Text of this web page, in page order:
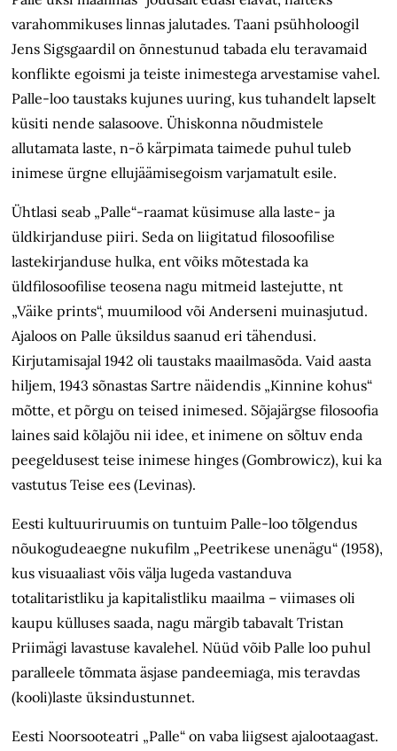
varahommikuses linnas jalutades. Taani psühholoogil
Jens Sigsgaardil on õnnestunud tabada elu teravamaid
konflikte egoismi ja teiste inimestega arvestamise vahel.
Palle-loo taustaks kujunes uuring, kus tuhandelt lapselt
küsiti nende salasoove. Ühiskonna nõudmistele
allutamata laste, n-ö kärpimata taimede puhul tuleb
inimese ürgne ellujäämisegoism varjamatult esile.
Ühtlasi seab „Palle“-raamat küsimuse alla laste- ja
üldkirjanduse piiri. Seda on liigitatud filosoofilise
lastekirjanduse hulka, ent võiks mõtestada ka
üldfilosoofilise teosena nagu mitmeid lastejutte, nt
„Väike prints“, muumilood või Anderseni muinasjutud.
Ajaloos on Palle üksildus saanud eri tähendusi.
Kirjutamisajal 1942 oli taustaks maailmasõda. Vaid aasta
hiljem, 1943 sõnastas Sartre näidendis „Kinnine kohus“
mõtte, et põrgu on teised inimesed. Sõjajärgse filosoofia
laines said kõlajõu nii idee, et inimene on sõltuv enda
peegeldusest teise inimese hinges (Gombrowicz), kui ka
vastutus Teise ees (Levinas).
Eesti kultuuriruumis on tuntuim Palle-loo tõlgendus
nõukogudeaegne nukufilm „Peetrikese unenägu“ (1958),
kus visuaaliast võis välja lugeda vastanduva
totalitaristliku ja kapitalistliku maailma – viimases oli
kaupu külluses saada, nagu märgib tabavalt Tristan
Priimägi lavastuse kavalehel. Nüüd võib Palle loo puhul
paralleele tõmmata äsjase pandeemiaga, mis teravdas
(kooli)laste üksindustunnet.
Eesti Noorsooteatri „Palle“ on vaba liigsest ajalootaagast.